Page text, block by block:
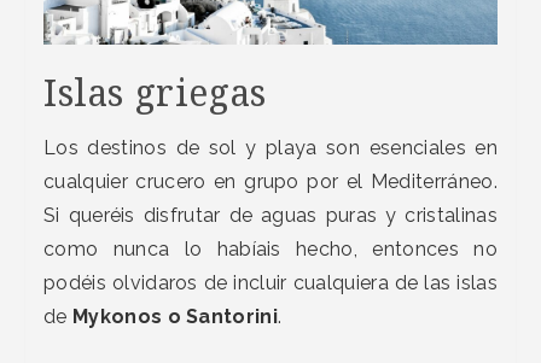
Islas griegas
Los destinos de sol y playa son esenciales en
cualquier crucero en grupo por el Mediterráneo.
Si queréis disfrutar de aguas puras y cristalinas
como nunca lo habíais hecho, entonces no
podéis olvidaros de incluir cualquiera de las islas
de Mykonos o Santorini.